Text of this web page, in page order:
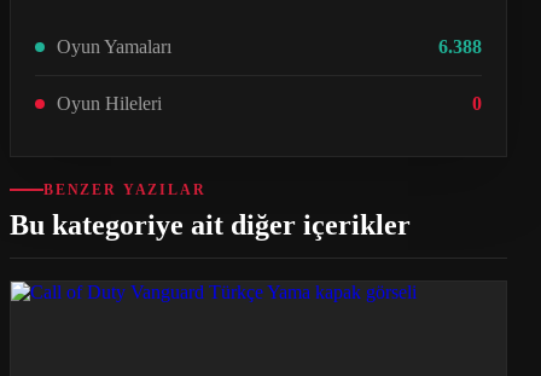
Oyun Yamaları 6.388
Oyun Hileleri 0
BENZER YAZILAR
Bu kategoriye ait diğer içerikler